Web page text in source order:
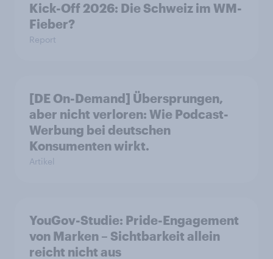
Kick-Off 2026: Die Schweiz im WM-
Fieber?​
Report
[DE On-Demand] Übersprungen,
aber nicht verloren: Wie Podcast-
Werbung bei deutschen
Konsumenten wirkt.
Artikel
YouGov-Studie: Pride-Engagement
von Marken – Sichtbarkeit allein
reicht nicht aus